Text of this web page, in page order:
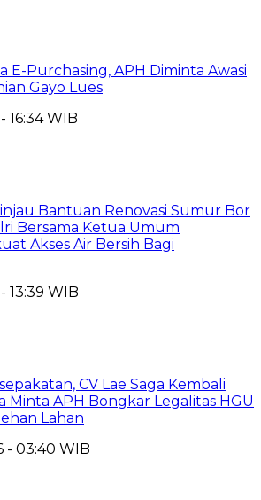
E-Purchasing, APH Diminta Awasi
Gayo Lues
16:34 WIB
Bantuan Renovasi Sumur Bor
Bersama Ketua Umum
Akses Air Bersih Bagi
13:39 WIB
CV Lae Saga Kembali
Minta APH Bongkar Legalitas HGU
Lahan
- 03:40 WIB